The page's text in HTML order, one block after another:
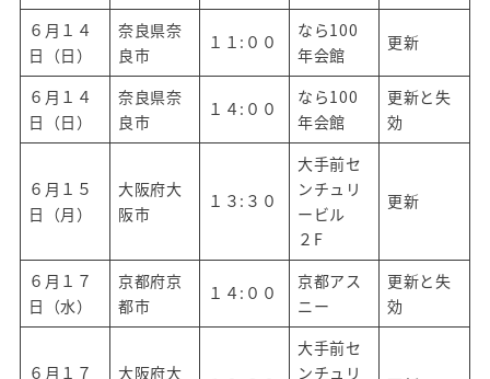
６月１４
日（日）
奈良県奈
良市
１１:００
なら100
年会館
更新
６月１４
日（日）
奈良県奈
良市
１４:００
なら100
年会館
更新と失
効
６月１５
日（月）
大阪府大
阪市
１３:３０
大手前セ
ンチュリ
ービル
２F
更新
６月１７
日（水）
京都府京
都市
１４:００
京都アス
ニー
更新と失
効
６月１７
大阪府大
大手前セ
ンチュリ